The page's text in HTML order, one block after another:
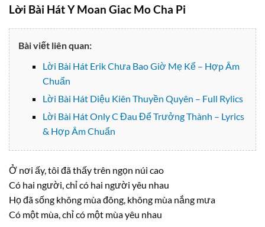
Lời Bài Hát Y Moan Giac Mo Cha Pi
Bài viết liên quan:
Lời Bài Hát Erik Chưa Bao Giờ Mẹ Kể – Hợp Âm
Chuẩn
Lời Bài Hát Diệu Kiên Thuyền Quyên – Full Rylics
Lời Bài Hát Only C Đau Để Trưởng Thành – Lyrics
& Hợp Âm Chuẩn
Ở nơi ấy, tôi đã thấy trên ngọn núi cao
Có hai người, chỉ có hai người yêu nhau
Họ đã sống không mùa đông, không mùa nắng mưa
Có một mùa, chỉ có một mùa yêu nhau